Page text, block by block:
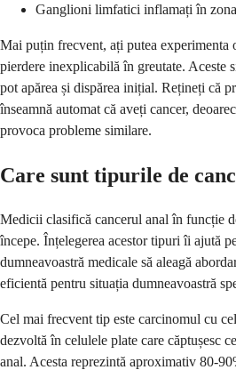
Ganglioni limfatici inflamați în
Mai puțin frecvent, ați putea experimenta
pierdere inexplicabilă în greutate. Aceste
pot apărea și dispărea inițial. Rețineți că
înseamnă automat că aveți cancer,
provoca probleme similare.
Care sunt tipurile de
Medicii clasifică cancerul anal în funcție
începe. Înțelegerea acestor tipuri îi ajută
dumneavoastră medicale să aleagă
eficientă pentru situația dumneavoastră
Cel mai frecvent tip este carcinomul cu
dezvoltă în celulele plate care căptușesc
anal. Acesta reprezintă aproximativ 80-